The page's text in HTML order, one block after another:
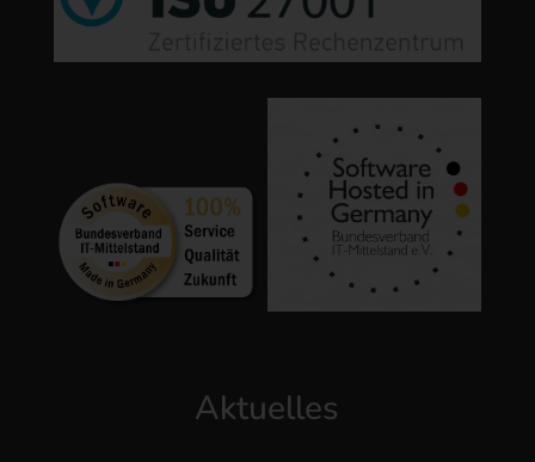
Aktuelles